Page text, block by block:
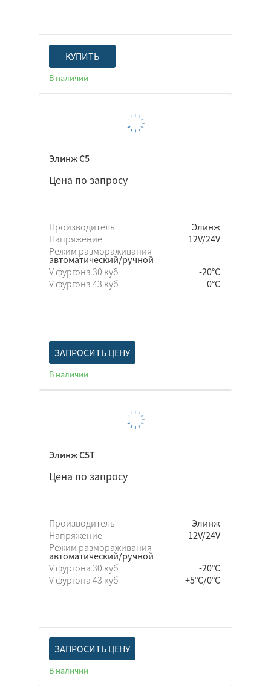
КУПИТЬ
В наличии
Элинж С5
Цена по запросу
Производитель
Элинж
Напряжение
12V/24V
Режим размораживания
автоматический/ручной
V фургона 30 куб
-20°C
V фургона 43 куб
0°C
ЗАПРОСИТЬ ЦЕНУ
В наличии
Элинж С5Т
Цена по запросу
Производитель
Элинж
Напряжение
12V/24V
Режим размораживания
автоматический/ручной
V фургона 30 куб
-20°C
V фургона 43 куб
+5°C/0°C
ЗАПРОСИТЬ ЦЕНУ
В наличии